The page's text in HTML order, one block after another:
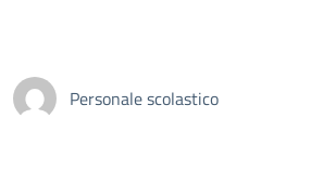
Personale scolastico